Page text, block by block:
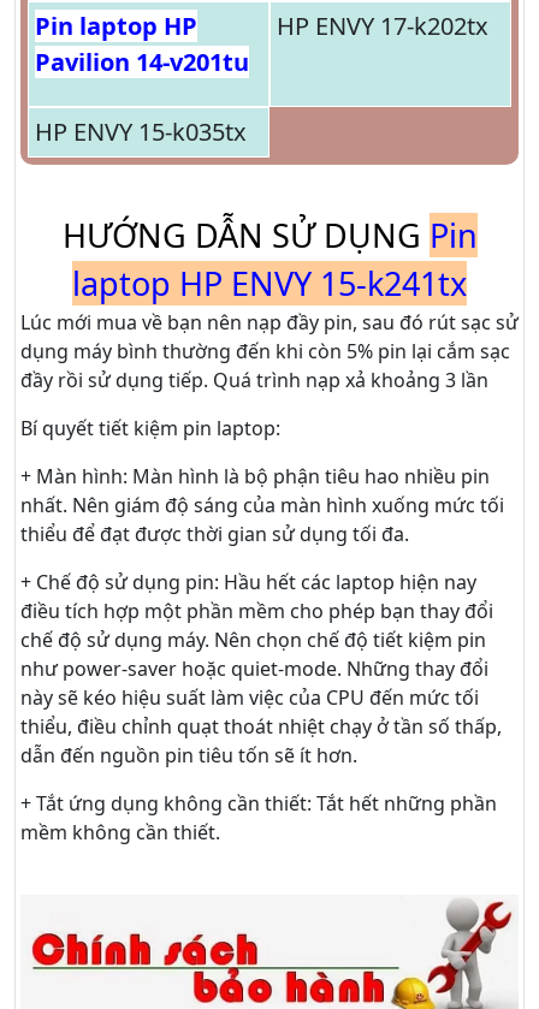
Pin laptop HP
Pavilion 14-v201tu
HP ENVY 17-k202tx
HP ENVY 15-k035tx
HƯỚNG DẪN SỬ DỤNG Pin
laptop HP ENVY 15-k241tx
Lúc mới mua về bạn nên nạp đầy pin, sau đó rút sạc sử
dụng máy bình thường đến khi còn 5% pin lại cắm sạc
đầy rồi sử dụng tiếp. Quá trình nạp xả khoảng 3 lần
Bí quyết tiết kiệm pin laptop:
+ Màn hình: Màn hình là bộ phận tiêu hao nhiều pin
nhất. Nên giám độ sáng của màn hình xuống mức tối
thiểu để đạt được thời gian sử dụng tối đa.
+ Chế độ sử dụng pin: Hầu hết các laptop hiện nay
điều tích hợp một phần mềm cho phép bạn thay đổi
chế độ sử dụng máy. Nên chọn chế độ tiết kiệm pin
như power-saver hoặc quiet-mode. Những thay đổi
này sẽ kéo hiệu suất làm việc của CPU đến mức tối
thiểu, điều chỉnh quạt thoát nhiệt chạy ở tần số thấp,
dẫn đến nguồn pin tiêu tốn sẽ ít hơn.
+ Tắt ứng dụng không cần thiết: Tắt hết những phần
mềm không cần thiết.